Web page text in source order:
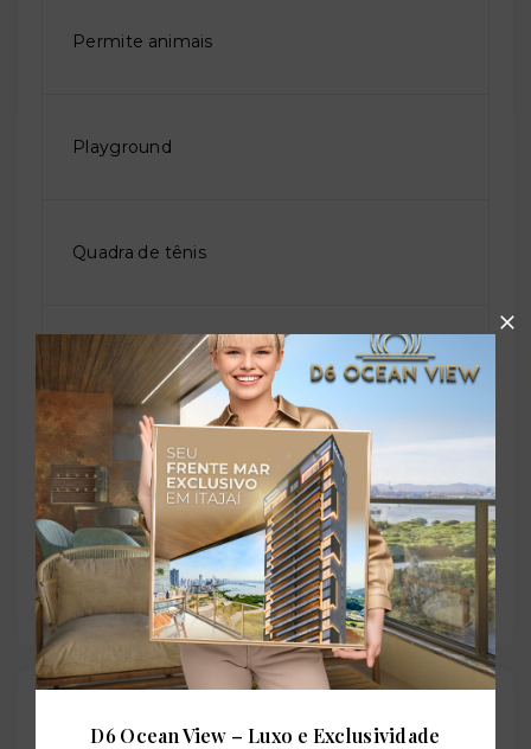
Permite animais
Playground
Quadra de tênis
Sala de jogos
Salão de festas
Solarium
D6 Ocean View – Luxo e Exclusividade